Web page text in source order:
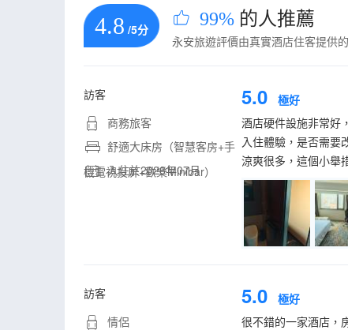
4.8 /5分 99% 的人推薦
永安旅遊評價由真實酒店住客提供
訪客
商務旅客
舒適大床房（智慧客房+手
機電視投屏+歡樂Minibar）
入住於2026年07月
5.0 極好
酒店硬件設施非常好
入住體驗，是否需要
涼爽很多，這個小舉
訪客
情侶
5.0 極好
很不錯的一家酒店，